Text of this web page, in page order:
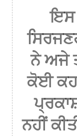
ਇਸ
ਨੇ ਅਜੇ
ਕੋਈ
ਨਹੀਂ